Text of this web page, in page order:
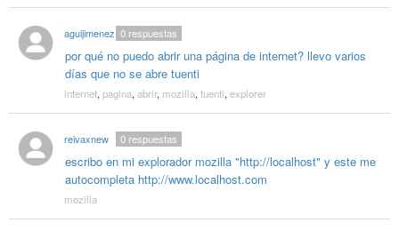
aguijimenez
por qué no puedo abrir una página de internet? llevo varios
días que no se abre tuenti
0respuestas
internet, pagina, abrir, mozilla, tuenti, explorer
reivaxnew
escribo en mi explorador mozilla "http://localhost" y este me
autocompleta http://www.localhost.com
0respuestas
mozilla